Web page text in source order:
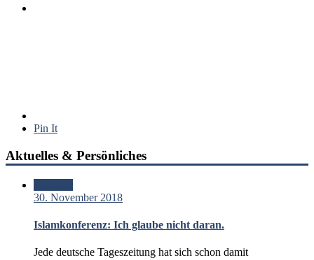
Pin It
Aktuelles & Persönliches
30. November 2018
Islamkonferenz: Ich glaube nicht daran.
Jede deutsche Tageszeitung hat sich schon damit